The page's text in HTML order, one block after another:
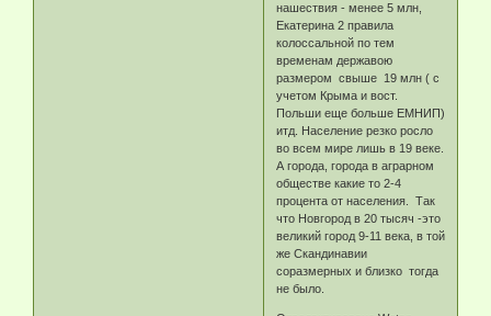
нашествия - менее 5 млн,
Екатерина 2 правила
колоссальной по тем
временам державою
размером свыше 19 млн ( с
учетом Крыма и вост.
Польши еще больше ЕМНИП)
итд. Население резко росло
во всем мире лишь в 19 веке.
А города, города в аграрном
обществе какие то 2-4
процента от населения. Так
что Новгород в 20 тысяч -это
великий город 9-11 века, в той
же Скандинавии
соразмерных и близко тогда
не было.